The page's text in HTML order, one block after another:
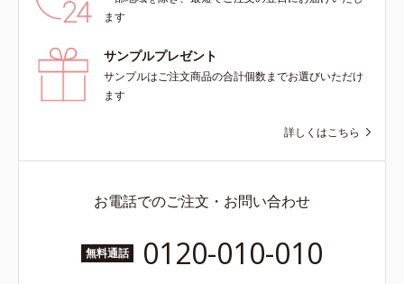
ます
サンプルプレゼント
サンプルはご注文商品の合計個数までお選びいただけ
ます
詳しくはこちら
お電話でのご注文・お問い合わせ
無料通話 0120-010-010